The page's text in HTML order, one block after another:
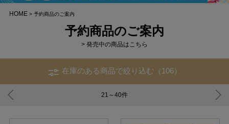
HOME > 予約商品のご案内
予約商品のご案内
> 発売中の商品はこちら
在庫のある商品で絞り込む（106）
21～40件